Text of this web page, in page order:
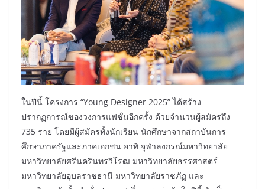
ในปีนี้ โครงการ “Young Designer 2025” ได้สร้าง
ปรากฏการณ์ของวงการแฟชั่นอีกครั้ง ด้วยจำนวนผู้สมัครถึง
735 ราย โดยมีผู้สมัครทั้งนักเรียน นักศึกษาจากสถาบันการ
ศึกษาภาครัฐและภาคเอกชน อาทิ จุฬาลงกรณ์มหาวิทยาลัย
มหาวิทยาลัยศรีนครินทรวิโรฒ มหาวิทยาลัยธรรศาสตร์
มหาวิทยาลัยอุบลราชธานี มหาวิทยาลัยราชภัฏ และ